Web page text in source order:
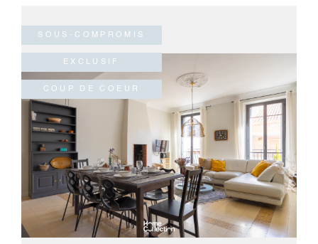
SOUS-COMPROMIS
EXCLUSIF
COUP DE COEUR
VOIR LE BIEN